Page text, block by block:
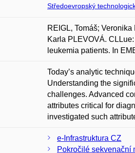
Středoevropský
REIGL, Tomáš;
Karla PLEVOVÁ.
leukemia patients. In
Today’s analytic
Understanding the
challenges. Advanced
attributes critical for
investigated such
e-Infrastruktura CZ
Pokročilé sekvenační